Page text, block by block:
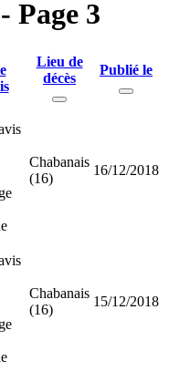
Page 3
Lieu de
décès
Publié le
Chabanais
(16)
16/12/2018
Chabanais
(16)
15/12/2018